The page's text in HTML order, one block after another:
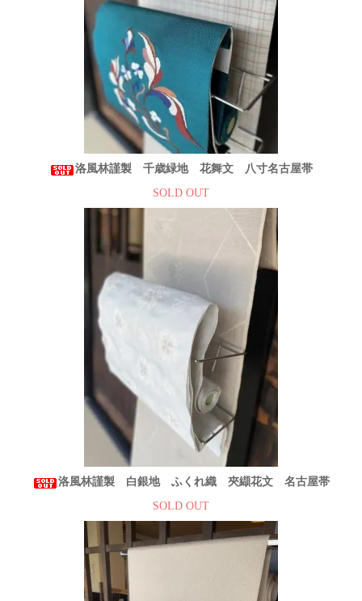
洛風林謹製 千歳緑地 花舞文 八寸名古屋帯
SOLD OUT
洛風林謹製 白銀地 ふくれ織 夾纈花文 名古屋帯
SOLD OUT